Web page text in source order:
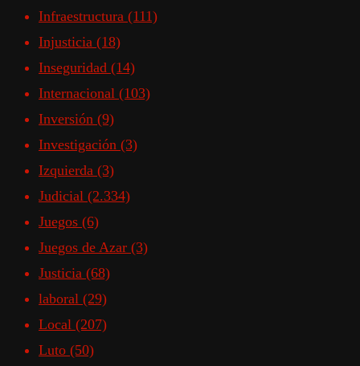
Infraestructura (111)
Injusticia (18)
Inseguridad (14)
Internacional (103)
Inversión (9)
Investigación (3)
Izquierda (3)
Judicial (2.334)
Juegos (6)
Juegos de Azar (3)
Justicia (68)
laboral (29)
Local (207)
Luto (50)